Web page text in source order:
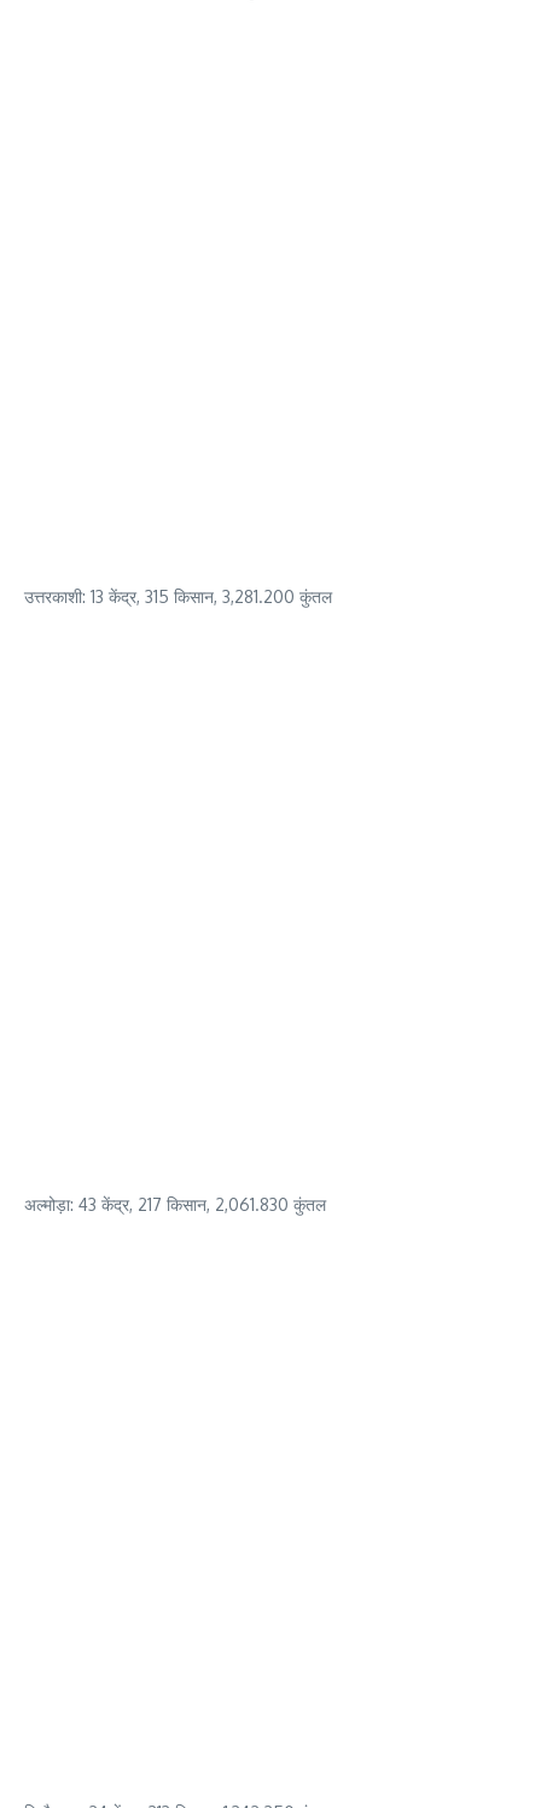
उत्तरकाशी: 13 केंद्र, 315 किसान, 3,281.200 कुंतल
अल्मोड़ा: 43 केंद्र, 217 किसान, 2,061.830 कुंतल